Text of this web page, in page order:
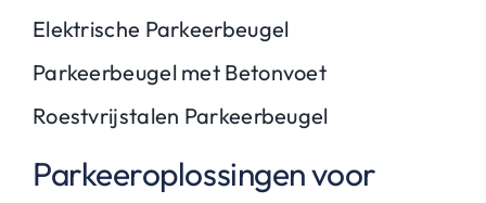
Elektrische Parkeerbeugel
Parkeerbeugel met Betonvoet
Roestvrijstalen Parkeerbeugel
Parkeeroplossingen voor